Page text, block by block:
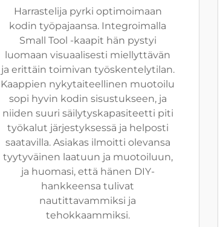
Harrastelija pyrki optimoimaan
kodin työpajaansa. Integroimalla
Small Tool -kaapit hän pystyi
luomaan visuaalisesti miellyttävän
ja erittäin toimivan työskentelytilan.
Kaappien nykytaiteellinen muotoilu
sopi hyvin kodin sisustukseen, ja
niiden suuri säilytyskapasiteetti piti
työkalut järjestyksessä ja helposti
saatavilla. Asiakas ilmoitti olevansa
tyytyväinen laatuun ja muotoiluun,
ja huomasi, että hänen DIY-
hankkeensa tulivat
nautittavammiksi ja
tehokkaammiksi.